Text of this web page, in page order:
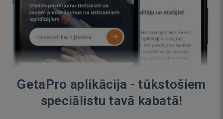
GetaPro aplikācija - tūkstošiem
speciālistu tavā kabatā!